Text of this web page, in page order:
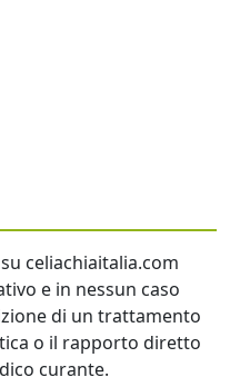
celiachiaitalia.com
e in nessun caso
di un trattamento
o il rapporto diretto
curante.